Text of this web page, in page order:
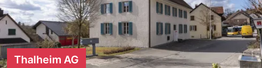
Thalheim AG